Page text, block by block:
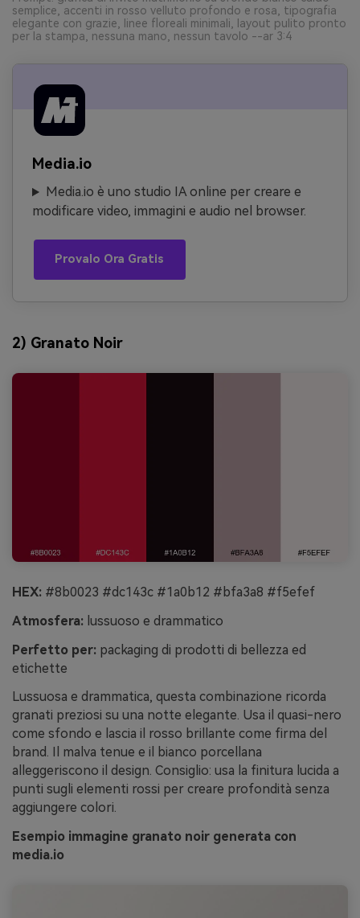
semplice, accenti in rosso velluto profondo e rosa, tipografia
elegante con grazie, linee floreali minimali, layout pulito pronto
per la stampa, nessuna mano, nessun tavolo --ar 3:4
Media.io
Media.io è uno studio IA online per creare e
modificare video, immagini e audio nel browser.
Provalo Ora Gratis
2) Granato Noir
HEX: #8b0023 #dc143c #1a0b12 #bfa3a8 #f5efef
Atmosfera: lussuoso e drammatico
Perfetto per: packaging di prodotti di bellezza ed
etichette
Lussuosa e drammatica, questa combinazione ricorda
granati preziosi su una notte elegante. Usa il quasi-nero
come sfondo e lascia il rosso brillante come firma del
brand. Il malva tenue e il bianco porcellana
alleggeriscono il design. Consiglio: usa la finitura lucida a
punti sugli elementi rossi per creare profondità senza
aggiungere colori.
Esempio immagine granato noir generata con
media.io